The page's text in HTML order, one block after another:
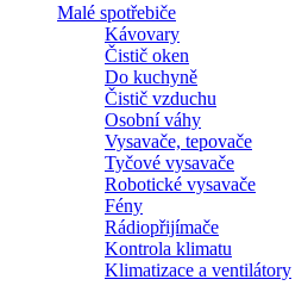
Malé spotřebiče
Kávovary
Čistič oken
Do kuchyně
Čistič vzduchu
Osobní váhy
Vysavače, tepovače
Tyčové vysavače
Robotické vysavače
Fény
Rádiopřijímače
Kontrola klimatu
Klimatizace a ventilátory